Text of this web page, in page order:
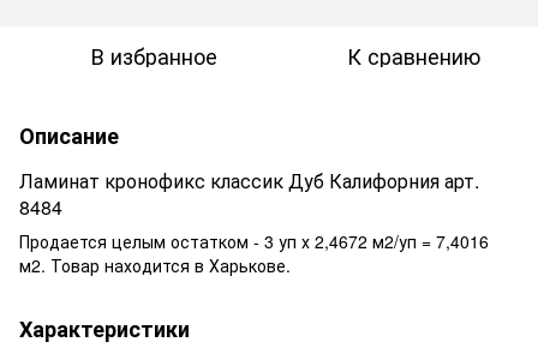
В избранное К сравнению
Описание
Ламинат кронофикс классик Дуб Калифорния арт.
8484
Продается целым остатком - 3 уп х 2,4672 м2/уп = 7,4016
м2. Товар находится в Харькове.
Характеристики